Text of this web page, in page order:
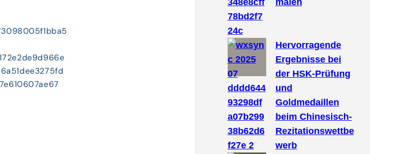
malen
Hervorragende
Ergebnisse bei
der HSK-Prüfung
und
Goldmedaillen
beim Chinesisch-
Rezitationswettbe
werb